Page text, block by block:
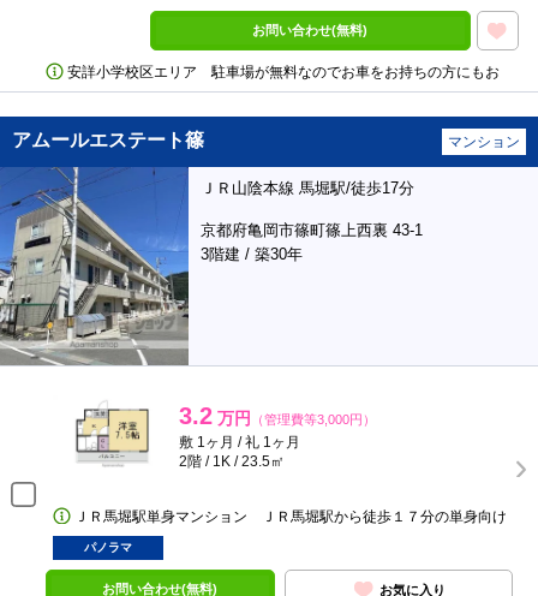
お問い合わせ(無料)
安詳小学校区エリア 駐車場が無料なのでお車をお持ちの方にもお
アムールエステート篠 マンション
ＪＲ山陰本線 馬堀駅/徒歩17分
京都府亀岡市篠町篠上西裏 43-1
3階建 / 築30年
3.2 万円 （管理費等3,000円）
敷 1ヶ月 / 礼 1ヶ月
2階 / 1K / 23.5㎡
ＪＲ馬堀駅単身マンション ＪＲ馬堀駅から徒歩１７分の単身向け
パノラマ
お問い合わせ(無料) お気に入り